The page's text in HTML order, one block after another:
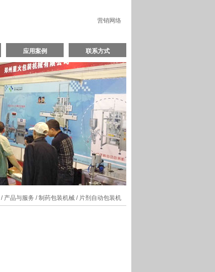
营销网络
应用案例 联系方式
/ 产品与服务 /制药包装机械 / 片剂自动包装机